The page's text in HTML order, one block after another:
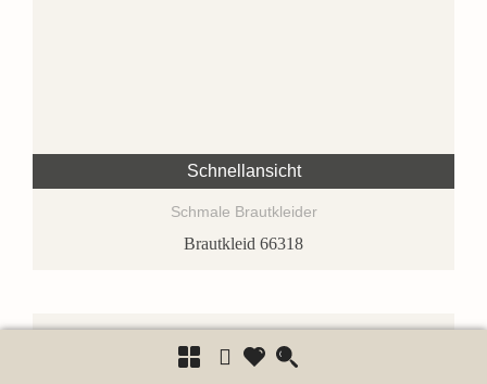
Schnellansicht
Schmale Brautkleider
Brautkleid 66318